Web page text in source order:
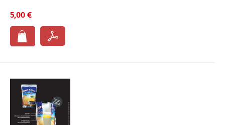
5,00 €